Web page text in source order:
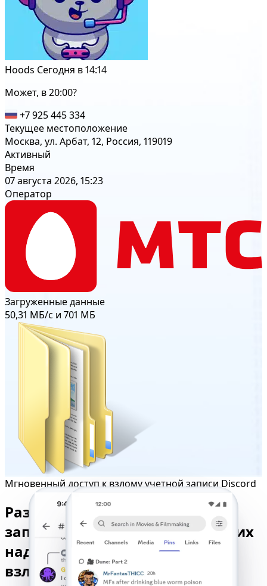
Hoods Сегодня в 14:14
Может, в 20:00?
+7 925 445 334
Текущее местоположение
Москва, ул. Арбат, 12, Россия, 119019
Активный
Время
07 августа 2026, 15:23
Оператор
Загруженные данные
50,31 МБ/с и 701 МБ
Мгновенный доступ к взлому учетной записи Discord
Разблокируйте любую учетную
запись Discord с помощью наших
надежных онлайн-сервисов
взлома